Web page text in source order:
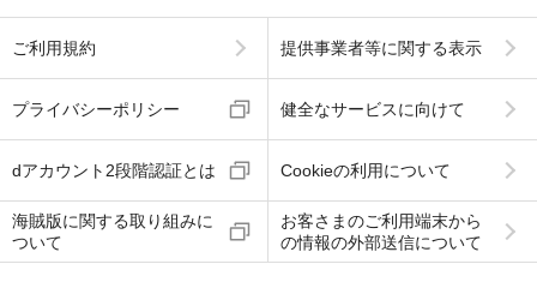
ご利用規約 提供事業者等に関する表示
プライバシーポリシー 健全なサービスに向けて
dアカウント2段階認証とは Cookieの利用について
海賊版に関する取り組みに
ついて
お客さまのご利用端末から
の情報の外部送信について